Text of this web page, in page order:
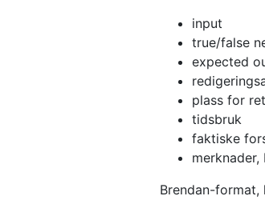
input
true/false
expected
plass for
tidsbruk
faktiske
Brendan-format,